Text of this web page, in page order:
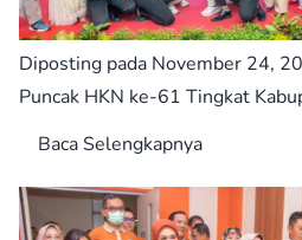
Diposting pada November 24,
Puncak HKN ke-61 Tingkat
Baca Selengkapnya